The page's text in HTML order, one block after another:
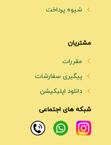
شیوه پرداخت
مشتریان
مقررات
پیگیری سفارشات
دانلود اپلیکیشن
شبکه های اجتماعی